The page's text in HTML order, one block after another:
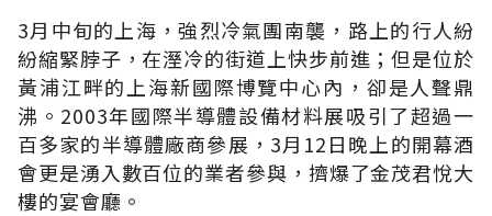
3月中旬的上海，強烈冷氣團南襲，路上的行人紛
紛縮緊脖子，在溼冷的街道上快步前進；但是位於
黃浦江畔的上海新國際博覽中心內，卻是人聲鼎
沸。2003年國際半導體設備材料展吸引了超過一
百多家的半導體廠商參展，3月12日晚上的開幕酒
會更是湧入數百位的業者參與，擠爆了金茂君悅大
樓的宴會廳。